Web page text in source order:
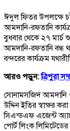
ঈদুল ফিতর উপলক্ষে
আমদানি-রফতানি
বুধবার থেকে ২৭ মার্চ
আমদানি-রফতানি বন্ধ
বন্দরের কার্যক্রম
আরও পড়ুন:ত্রিপুরা
সোনামসজিদ আমদানি
উদ্দিন ইতির স্বাক্ষর
সিএন্ডএফ এজেন্ট
পোর্ট লিংক